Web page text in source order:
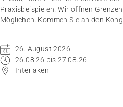
Praxisbeispielen. Wir öffnen
Möglichen. Kommen Sie an den
26. August 2026
26.08.26 bis 27.08.26
Interlaken